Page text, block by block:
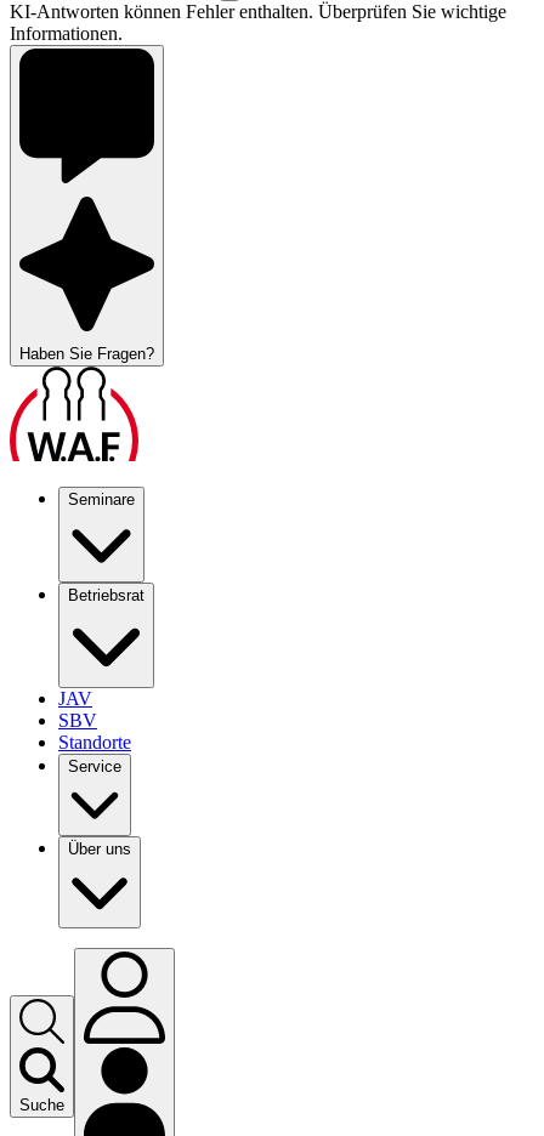
KI-Antworten können Fehler enthalten. Überprüfen Sie wichtige
Informationen.
Haben Sie Fragen?
Seminare
Betriebsrat
JAV
SBV
Standorte
Service
Über uns
Suche